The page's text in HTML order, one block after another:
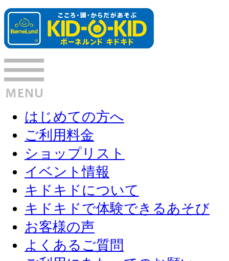
はじめての方へ
ご利用料金
ショップリスト
イベント情報
キドキドについて
キドキドで体験できるあそび
お客様の声
よくあるご質問